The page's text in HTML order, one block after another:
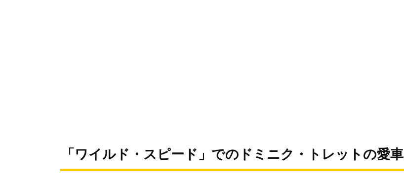
「ワイルド・スピード」でのドミニク・トレットの愛車